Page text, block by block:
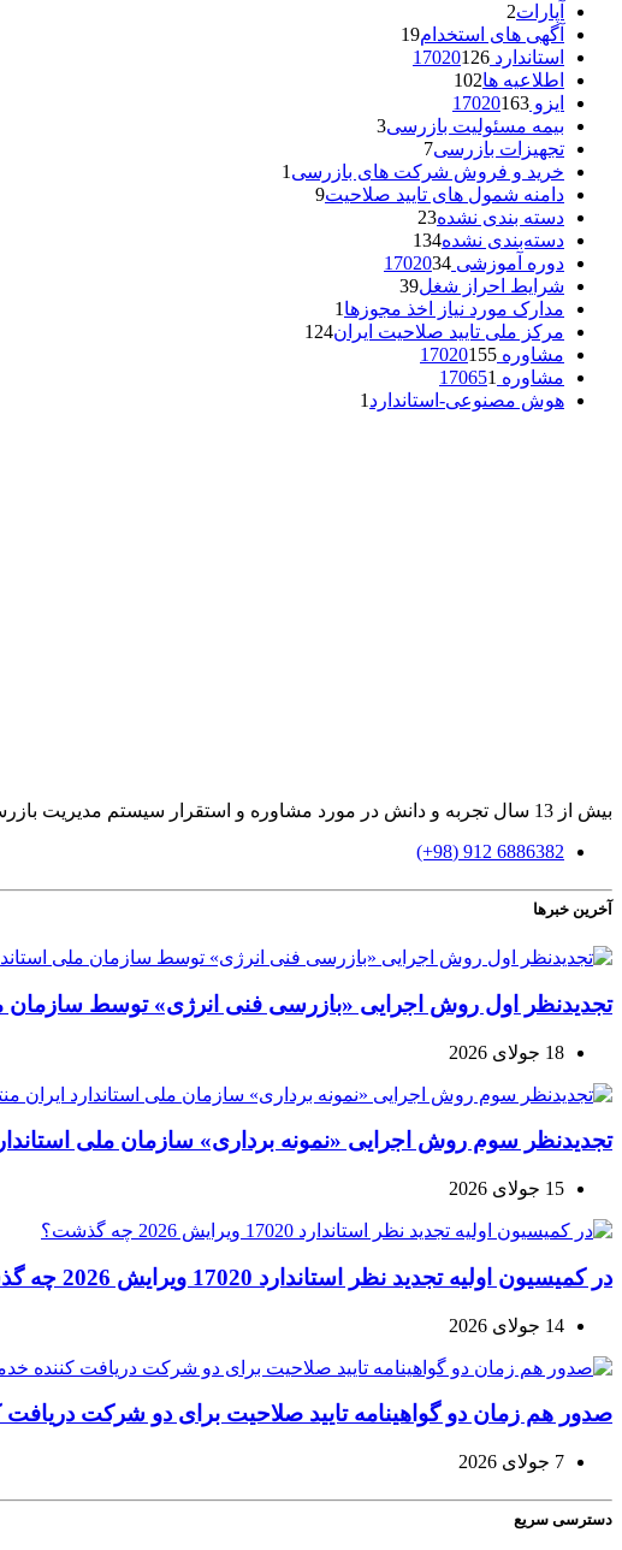
آپارات2
آگهی های استخدام19
استاندارد 17020 126
اطلاعیه ها102
ایزو 17020 163
بیمه مسئولیت بازرسی3
تجهیزات بازرسی7
خرید و فروش شرکت های بازرسی 1
دامنه شمول های تایید صلاحیت9
دسته بندی نشده23
دسته‌بندی نشده134
دوره آموزشی 17020 34
شرایط احراز شغل39
مدارک مورد نیاز اخذ مجوزها 1
مرکز ملی تایید صلاحیت ایران124
مشاوره 17020 155
مشاوره 17065 1
هوش مصنوعی-استاندارد 1
بیش از 13 سال تجربه و دانش در مورد مشاوره و استقرار سیستم مدیریت بازرسی و آموزش، ممیزی و ارزیابی براساس استاندارد ایزو 17020
6886382 912 (98+)
آخرین خبرها
تجدیدنظر اول روش اجرایی «بازرسی فنی انرژی» توسط سازمان
18 جولای 2026
تجدیدنظر سوم روش اجرایی «نمونه برداری» سازمان ملی
15 جولای 2026
در کمیسیون اولیه تجدید نظر استاندارد 17020 ویرایش 2026 چه گذشت؟
14 جولای 2026
صدور هم زمان دو گواهینامه تایید صلاحیت برای دو شرکت دریافت
7 جولای 2026
دسترسی سریع